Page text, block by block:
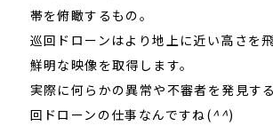
帯を俯瞰するもの。
巡回ドローンはより地上に近い高さを
鮮明な映像を取得します。
実際に何らかの異常や不審者を発見す
回ドローンの仕事なんですね(^^)